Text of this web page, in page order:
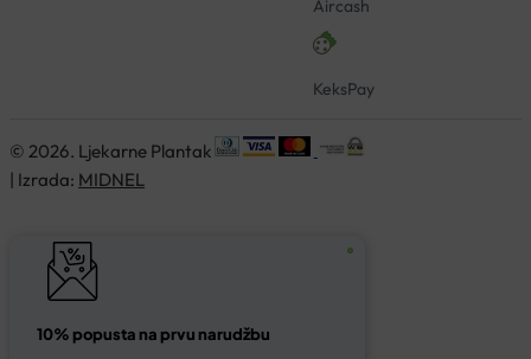
Aircash
KeksPay
© 2026. Ljekarne Plantak
| Izrada: MIDNEL
10% popusta na prvu narudžbu